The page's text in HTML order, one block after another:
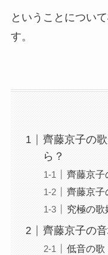
ということについ
す。
齊藤京子の
ら？
齊藤京子
齊藤京子
究極の歌
齊藤京子の
低音の歌